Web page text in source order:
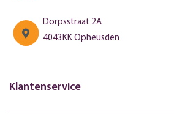
Dorpsstraat 2A
4043KK Opheusden
Klantenservice